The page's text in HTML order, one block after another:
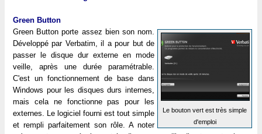
Green Button
Le bouton vert est très simple
d'emploi
Green Button porte assez bien son nom.
Développé par Verbatim, il a pour but de
passer le disque dur externe en mode
veille, après une durée paramétrable.
C'est un fonctionnement de base dans
Windows pour les disques durs internes,
mais cela ne fonctionne pas pour les
externes. Le logiciel fourni est tout simple
et rempli parfaitement son rôle. A noter